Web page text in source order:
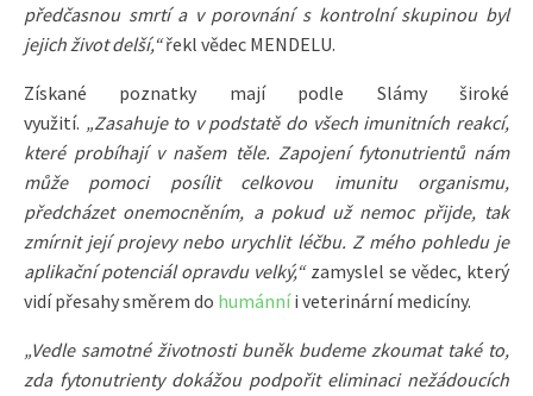
předčasnou smrtí a v porovnání s kontrolní skupinou byl
jejich život delší,“řekl vědec MENDELU.
Získané poznatky mají podle Slámy široké
využití. „Zasahuje to v podstatě do všech imunitních reakcí,
které probíhají v našem těle. Zapojení fytonutrientů nám
může pomoci posílit celkovou imunitu organismu,
předcházet onemocněním, a pokud už nemoc přijde, tak
zmírnit její projevy nebo urychlit léčbu. Z mého pohledu je
aplikační potenciál opravdu velký,“zamyslel se vědec, který
vidí přesahy směrem do humánníi veterinární medicíny.
„Vedle samotné životnosti buněk budeme zkoumat také to,
zda fytonutrienty dokážou podpořit eliminaci nežádoucích